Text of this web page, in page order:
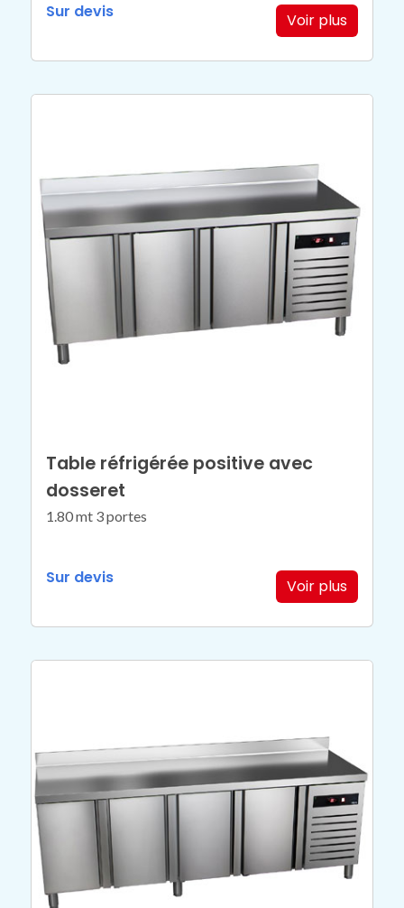
Sur devis Voir plus
Table réfrigérée positive avec
dosseret
1.80 mt 3 portes
Sur devis Voir plus